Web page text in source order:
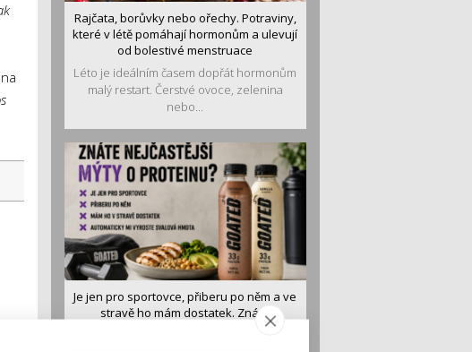
Rajčata, borůvky nebo ořechy. Potraviny,
které v létě pomáhají hormonům a ulevují
od bolestivé menstruace
Léto je ideálním časem dopřát hormonům
malý restart. Čerstvé ovoce, zelenina
nebo...
Je jen pro sportovce, přiberu po něm a ve
stravě ho mám dostatek. Znáte